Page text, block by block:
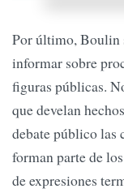
Por último, Boulin
informar sobre
figuras públicas.
que develan
debate público las
forman parte de
de expresiones